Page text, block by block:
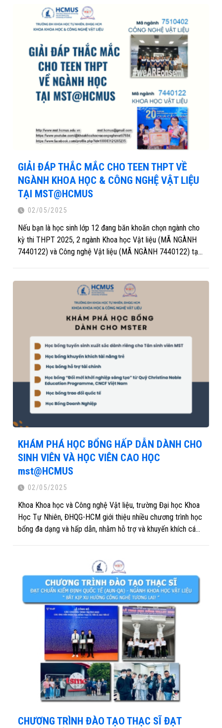
GIẢI ĐÁP THẮC MẮC CHO TEEN THPT VỀ
NGÀNH KHOA HỌC & CÔNG NGHỆ VẬT LIỆU
TẠI MST@HCMUS
02/05/2025
Nếu bạn là học sinh lớp 12 đang băn khoăn chọn ngành cho
kỳ thi THPT 2025, 2 ngành Khoa học Vật liệu (MÃ NGÀNH
7440122) và Công nghệ Vật liệu (MÃ NGÀNH 7440122) tại
KHÁM PHÁ HỌC BỔNG HẤP DẪN DÀNH CHO
SINH VIÊN VÀ HỌC VIÊN CAO HỌC
mst@HCMUS
02/05/2025
Khoa Khoa học và Công nghệ Vật liệu, trường Đại học Khoa
Học Tự Nhiên, ĐHQG-HCM giới thiệu nhiều chương trình học
bổng đa dạng và hấp dẫn, nhằm hỗ trợ và khuyến khích các
đang tìm kiếm cơ hội học tập tại một môi trường chất lượng
cao, hãy khám phá ngay các dạng học bổng sau đây
CHƯƠNG TRÌNH ĐÀO TẠO THẠC SĨ ĐẠT